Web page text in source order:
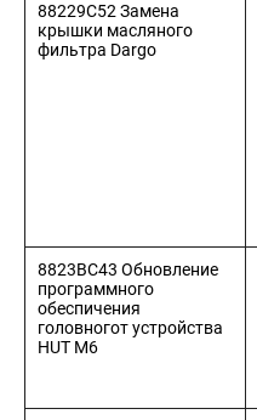
88229C52 Замена
крышки масляного
фильтра Dargo
8823BC43 Обновление
программного
обеспичения
головногот устройства
HUT M6